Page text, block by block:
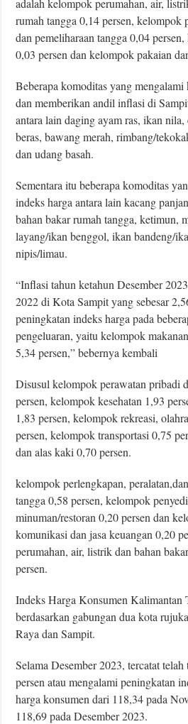
adalah kelompok perumahan, air,
rumah tangga 0,14 persen, kelompok
dan pemeliharaan tangga 0,04
0,03 persen dan kelompok pakaian
Beberapa komoditas yang
dan memberikan andil inﬂasi di
antara lain daging ayam ras, ikan nila,
beras, bawang merah, rimbang/
dan udang basah.
Sementara itu beberapa komoditas
indeks harga antara lain kacang
bahan bakar rumah tangga, ketimun,
layang/ikan benggol, ikan bandeng/
nipis/limau.
“Inﬂasi tahun ketahun Desember
2022 di Kota Sampit yang sebesar
peningkatan indeks harga pada
pengeluaran, yaitu kelompok
5,34 persen,” bebernya kembali
Disusul kelompok perawatan pribadi
persen, kelompok kesehatan 1,93
1,83 persen, kelompok rekreasi,
persen, kelompok transportasi 0,75
dan alas kaki 0,70 persen.
kelompok perlengkapan,
tangga 0,58 persen, kelompok
minuman/restoran 0,20 persen dan
komunikasi dan jasa keuangan 0,20
perumahan, air, listrik dan bahan
persen.
Indeks Harga Konsumen Kalimantan
berdasarkan gabungan dua kota
Raya dan Sampit.
Selama Desember 2023, tercatat
persen atau mengalami peningkatan
harga konsumen dari 118,34 pada
118,69 pada Desember 2023.